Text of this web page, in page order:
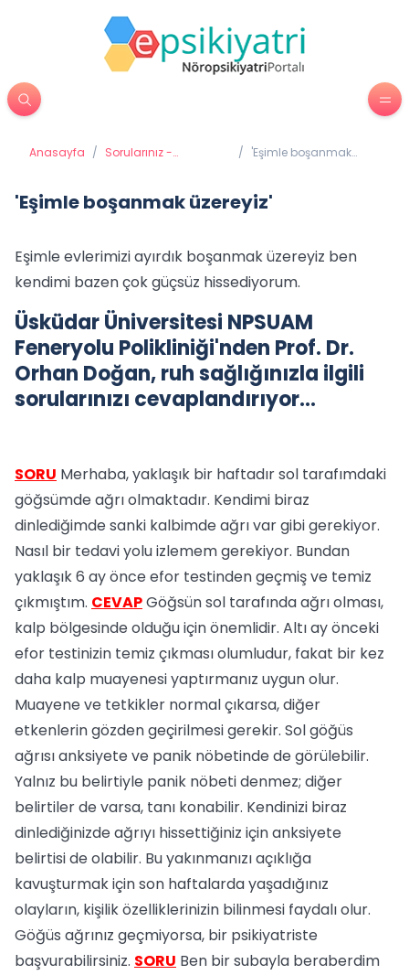
Anasayfa / Sorularınız -
/ 'Eşimle boşanmak
'Eşimle boşanmak üzereyiz'
Eşimle evlerimizi ayırdık boşanmak üzereyiz ben
kendimi bazen çok güçsüz hissediyorum.
Üsküdar Üniversitesi NPSUAM
Feneryolu Polikliniği'nden Prof. Dr.
Orhan Doğan, ruh sağlığınızla ilgili
sorularınızı cevaplandırıyor…
SORU Merhaba, yaklaşık bir haftadır sol tarafımdaki
göğsümde ağrı olmaktadır. Kendimi biraz
dinlediğimde sanki kalbimde ağrı var gibi gerekiyor.
Nasıl bir tedavi yolu izlemem gerekiyor. Bundan
yaklaşık 6 ay önce efor testinden geçmiş ve temiz
çıkmıştım. CEVAPGöğsün sol tarafında ağrı olması,
kalp bölgesinde olduğu için önemlidir. Altı ay önceki
efor testinizin temiz çıkması olumludur, fakat bir kez
daha kalp muayenesi yaptırmanız uygun olur.
Muayene ve tetkikler normal çıkarsa, diğer
etkenlerin gözden geçirilmesi gerekir. Sol göğüs
ağrısı anksiyete ve panik nöbetinde de görülebilir.
Yalnız bu belirtiyle panik nöbeti denmez; diğer
belirtiler de varsa, tanı konabilir. Kendinizi biraz
dinlediğinizde ağrıyı hissettiğiniz için anksiyete
belirtisi de olabilir. Bu yakınmanızı açıklığa
kavuşturmak için son haftalarda yaşadığınız
olayların, kişilik özelliklerinizin bilinmesi faydalı olur.
Göğüs ağrınız geçmiyorsa, bir psikiyatriste
başvurabilirsiniz. SORU Ben bir subayla beraberdim